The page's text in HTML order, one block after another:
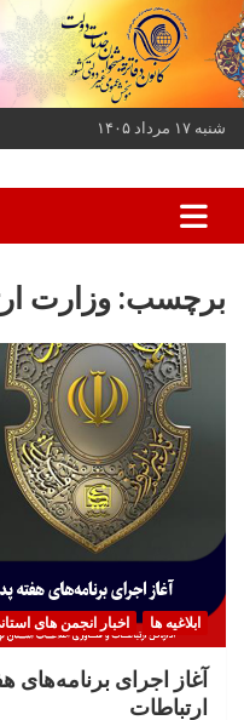
به
محتوا
بروید
شنبه ۱۷ مرداد ۱۴۰۵
کانون دفاتر
برچسب: وزارت
ابلاغیه ها اخبار انجمن های
آغاز اجرای برنامه‌های
ارتباطات